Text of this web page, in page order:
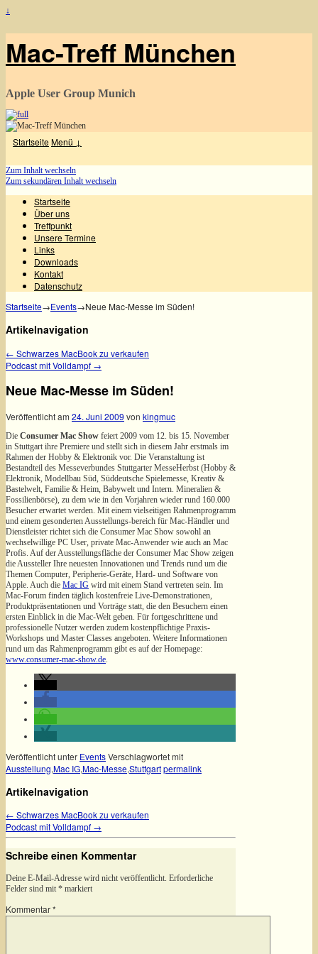
↓
Mac-Treff München
Apple User Group Munich
StartseiteMenü ↓
Zum Inhalt wechseln
Zum sekundären Inhalt wechseln
Startseite
Über uns
Treffpunkt
Unsere Termine
Links
Downloads
Kontakt
Datenschutz
Startseite→Events→Neue Mac-Messe im Süden!
Artikelnavigation
← Schwarzes MacBook zu verkaufen
Podcast mit Volldampf →
Neue Mac-Messe im Süden!
Veröffentlicht am 24. Juni 2009 von kingmuc
Die Consumer Mac Show feiert 2009 vom 12. bis 15. November
in Stuttgart ihre Premiere und stellt sich in diesem Jahr erstmals im
Rahmen der Hobby & Elektronik vor. Die Veranstaltung ist
Bestandteil des Messeverbundes Stuttgarter MesseHerbst (Hobby &
Elektronik, Modellbau Süd, Süddeutsche Spielemesse, Kreativ &
Bastelwelt, Familie & Heim, Babywelt und Intern. Mineralien &
Fossilienbörse), zu dem wie in den Vorjahren wieder rund 160.000
Besucher erwartet werden. Mit einem vielseitigen Rahmenprogramm
und einem gesonderten Ausstellungs-bereich für Mac-Händler und
Dienstleister richtet sich die Consumer Mac Show sowohl an
wechselwillige PC User, private Mac-Anwender wie auch an Mac
Profis. Auf der Ausstellungsfläche der Consumer Mac Show zeigen
die Aussteller Ihre neuesten Innovationen und Trends rund um die
Themen Computer, Peripherie-Geräte, Hard- und Software von
Apple. Auch die Mac IG wird mit einem Stand vertreten sein. Im
Mac-Forum finden täglich kostenfreie Live-Demonstrationen,
Produktpräsentationen und Vorträge statt, die den Besuchern einen
ersten Einblick in die Mac-Welt geben. Für fortgeschrittene und
professionelle Nutzer werden zudem kostenpflichtige Praxis-
Workshops und Master Classes angeboten. Weitere Informationen
rund um das Rahmenprogramm gibt es auf der Homepage:
www.consumer-mac-show.de.
Veröffentlicht unter EventsVerschlagwortet mit
Ausstellung,Mac IG,Mac-Messe,Stuttgartpermalink
Artikelnavigation
← Schwarzes MacBook zu verkaufen
Podcast mit Volldampf →
Schreibe einen Kommentar
Deine E-Mail-Adresse wird nicht veröffentlicht. Erforderliche
Felder sind mit * markiert
Kommentar*